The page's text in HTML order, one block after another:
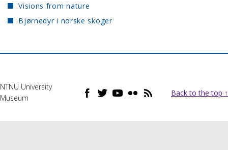
Visions from nature
Bjørnedyr i norske skoger
NTNU University
Museum
Back to the top ↑